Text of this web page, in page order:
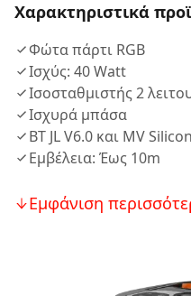
Χαρακτηριστικά
Φώτα πάρτι RGB
Ισχύς: 40 Watt
Ισοσταθμιστής 2
Ισχυρά μπάσα
BT JL V6.0 και MV
Εμβέλεια: Έως 10m
Εμφάνιση